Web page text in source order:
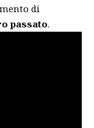
di
passato.